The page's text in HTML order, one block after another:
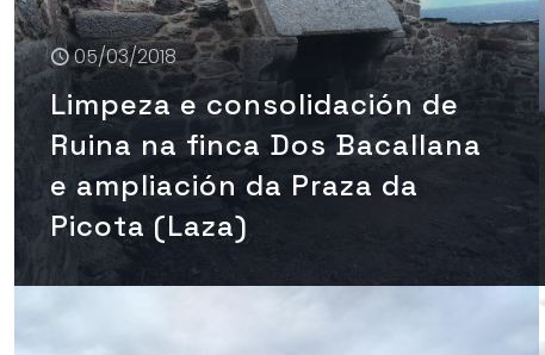
05/03/2018
Limpeza e consolidación de
Ruina na finca Dos Bacallana
e ampliación da Praza da
Picota (Laza)